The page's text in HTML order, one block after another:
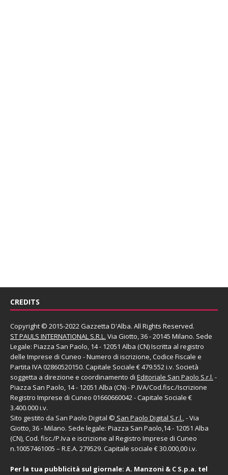
CREDITS
Copyright © 2015-2022 Gazzetta D'Alba. All Rights Reserved.
ST PAULS INTERNATIONAL S.R.L. Via Giotto, 36 - 20145 Milano. Sede
Legale: Piazza San Paolo, 14 - 12051 Alba (CN) Iscritta al registro
delle Imprese di Cuneo - Numero di iscrizione, Codice Fiscale e
Partita IVA 02860520150. Capitale Sociale € 479.552 i.v. Società
soggetta a direzione e coordinamento di Editoriale San Paolo S.r.l. -
Piazza San Paolo, 14 - 12051 Alba (CN) - P.IVA/Cod.fisc./Iscrizione
Registro Imprese di Cuneo 01660660042 - Capitale Sociale €
3.400.000 i.v.
Sito gestito da San Paolo Digital © San Paolo Digital S.r.l., - Via
Giotto, 36 - Milano. Sede legale: Piazza San Paolo,14 - 12051 Alba
(CN), Cod. fisc./P.Iva e iscrizione al Registro Imprese di Cuneo
n.10057461005 – R.E.A. 279529. Capitale sociale € 30.000,00 i.v.
Per la tua pubblicità sul giornale: A. Manzoni & C S.p.a. tel